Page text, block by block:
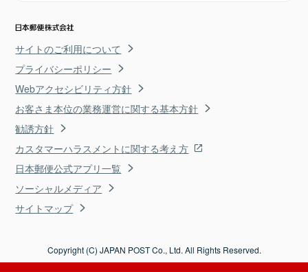
サイトのご利用について
プライバシーポリシー
Webアクセシビリティ方針
お客さま本位の業務運営に関する基本方針
勧誘方針
カスタマーハラスメントに関する考え方
日本郵便公式アプリ一覧
ソーシャルメディア
サイトマップ
Copyright (C) JAPAN POST Co., Ltd. All Rights Reserved.